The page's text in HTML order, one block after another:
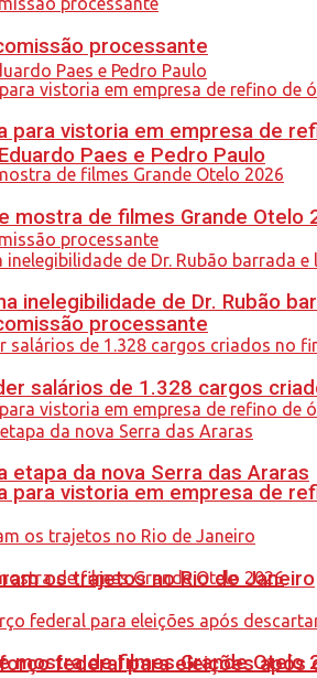
Paes e Pedro Paulo
processante
para vistoria em empresa de
mostra de filmes Grande Otelo
processante
para vistoria em empresa de
mostra de filmes Grande Otelo
inelegibilidade de Dr. Rubão
salários de 1.328 cargos
etapa da nova Serra das Araras
os trajetos no Rio de Janeiro
federal para eleições após